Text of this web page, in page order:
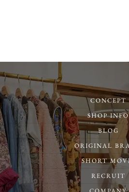
CONCEPT
SHOP INFO
BLOG
ORIGINAL
SHORT
RECRUIT